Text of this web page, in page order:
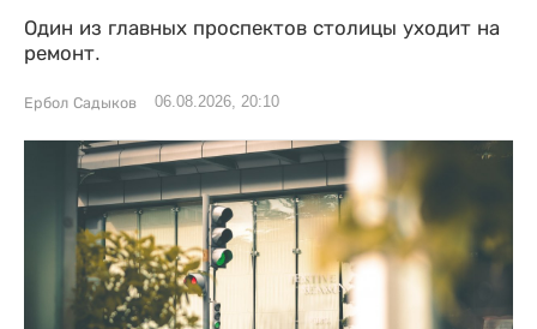
Один из главных проспектов столицы уходит на
ремонт.
Ербол Садыков 06.08.2026, 20:10